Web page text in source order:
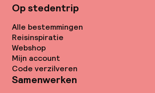
Op stedentrip
Alle bestemmingen
Reisinspiratie
Webshop
Mijn account
Code verzilveren
Samenwerken